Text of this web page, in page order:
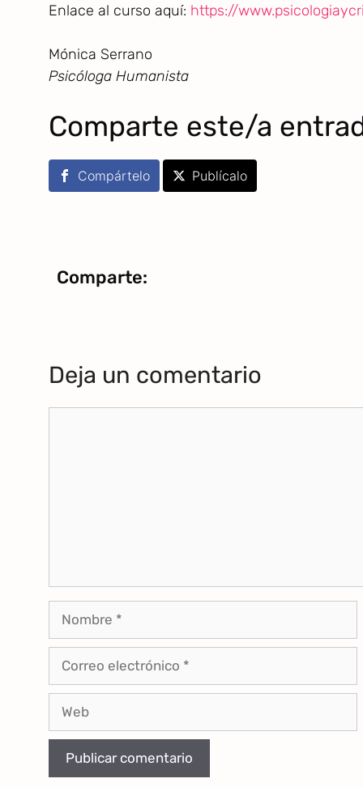
Enlace al curso aquí: https://
Mónica Serrano
Psicóloga Humanista
Comparte este/a
Compártelo Publícalo
Comparte:
Deja un comentario